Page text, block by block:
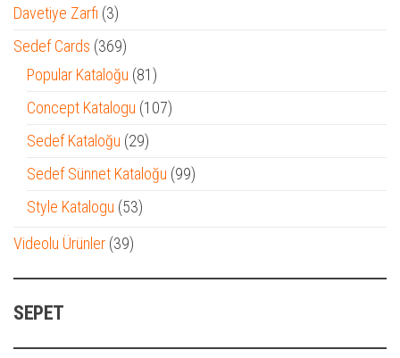
Davetiye Zarfı 33
ürün
Sedef Cards 369369
ürün
Popular Kataloğu 8181
ürün
Concept Katalogu 107107
Sedef Kataloğu 2929
ürün
Sedef Sünnet Kataloğu 9999
Style Katalogu 5353
Videolu Ürünler 3939
SEPET